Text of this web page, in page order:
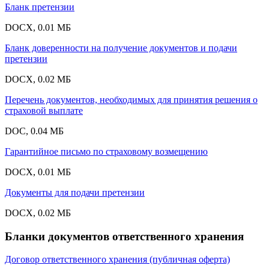
Бланк претензии
DOCX, 0.01 МБ
Бланк доверенности на получение документов и подачи
претензии
DOCX, 0.02 МБ
Перечень документов, необходимых для принятия решения о
страховой выплате
DOC, 0.04 МБ
Гарантийное письмо по страховому возмещению
DOCX, 0.01 МБ
Документы для подачи претензии
DOCX, 0.02 МБ
Бланки документов ответственного хранения
Договор ответственного хранения (публичная оферта)